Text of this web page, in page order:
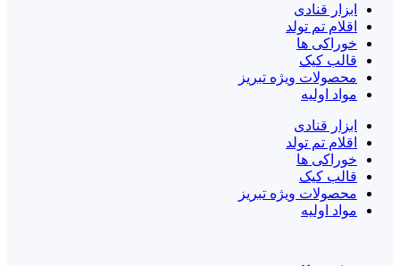
ابزار قنادی
اقلام تم تولد
خوراکی ها
قالب کیک
محصولات ویژه تبریز
مواد اولیه
ابزار قنادی
اقلام تم تولد
خوراکی ها
قالب کیک
محصولات ویژه تبریز
مواد اولیه